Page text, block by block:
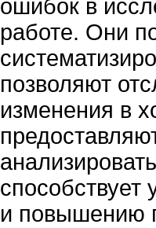
ошибок в
работе. Они
позволяют
изменения в
и повышению